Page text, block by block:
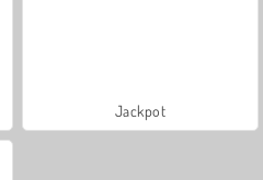
Jackpot